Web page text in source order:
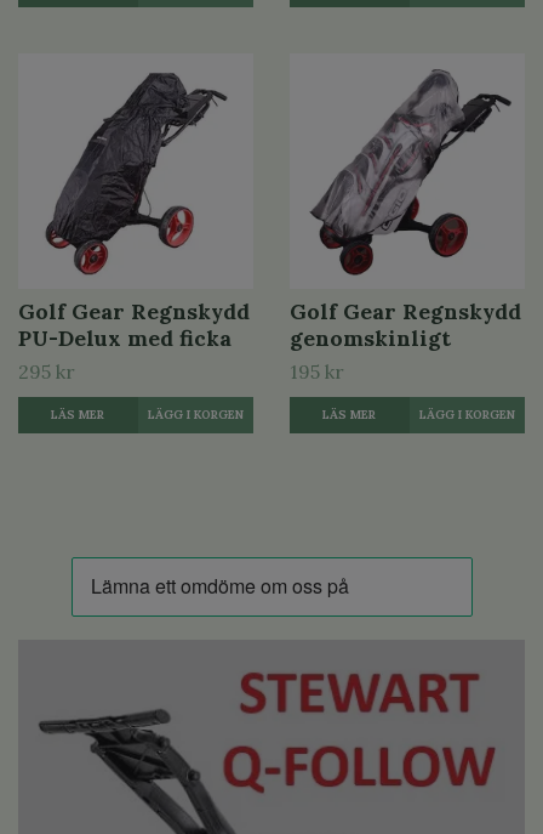
Golf Gear Regnskydd
PU-Delux med ficka
295 kr
LÄS MER
Golf Gear Regnskydd
genomskinligt
195 kr
LÄS MER